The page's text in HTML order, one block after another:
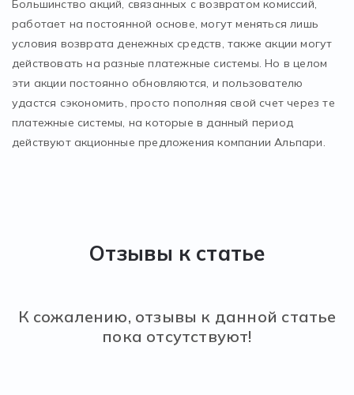
Большинство акций, связанных с возвратом комиссий,
работает на постоянной основе, могут меняться лишь
условия возврата денежных средств, также акции могут
действовать на разные платежные системы. Но в целом
эти акции постоянно обновляются, и пользователю
удастся сэкономить, просто пополняя свой счет через те
платежные системы, на которые в данный период
действуют акционные предложения компании Альпари.
Отзывы к статье
К сожалению, отзывы к данной статье
пока отсутствуют!